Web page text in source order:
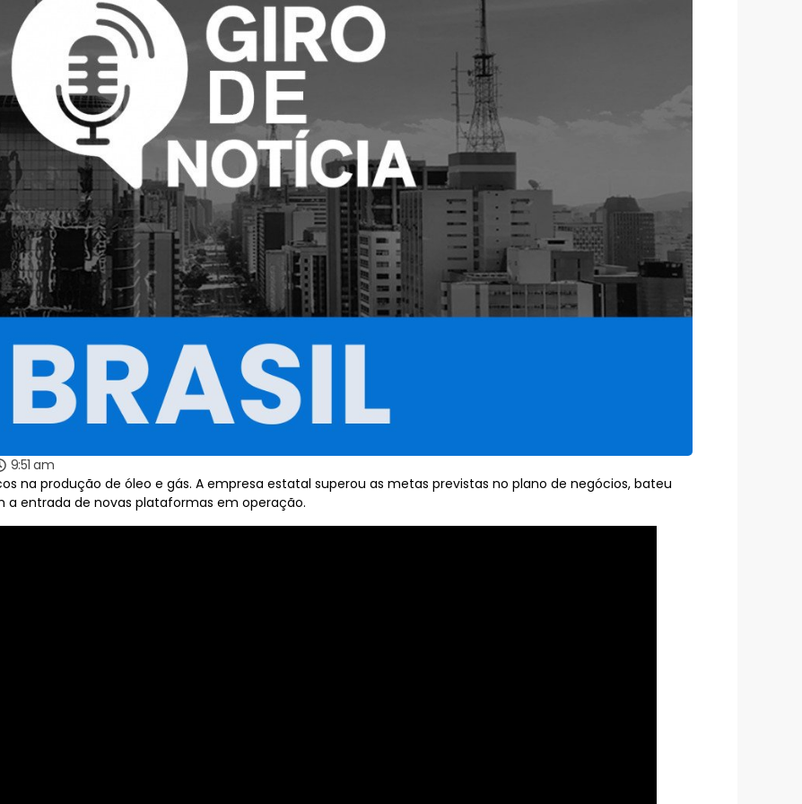
9:51 am
na produção de óleo e gás. A empresa estatal superou as metas previstas no plano de negócios, bateu
entrada de novas plataformas em operação.